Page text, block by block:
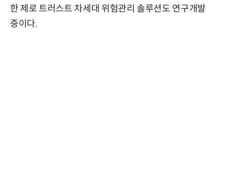
한 제로 트러스트 차세대 위험관리 솔루션도 연구개발
중이다.